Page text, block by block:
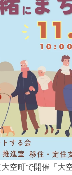
空町で開催「大